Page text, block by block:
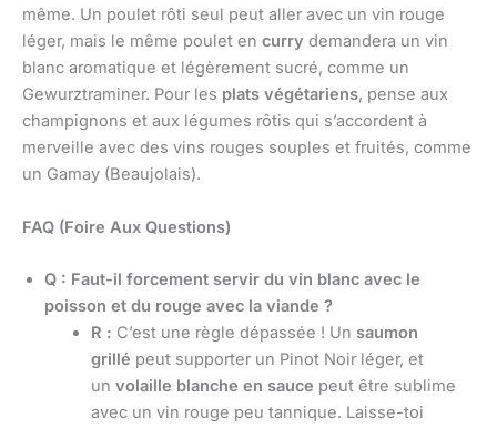
même. Un poulet rôti seul peut aller avec un vin rouge
léger, mais le même poulet en curry demandera un vin
blanc aromatique et légèrement sucré, comme un
Gewurztraminer. Pour les plats végétariens, pense aux
champignons et aux légumes rôtis qui s’accordent à
merveille avec des vins rouges souples et fruités, comme
un Gamay (Beaujolais).
FAQ (Foire Aux Questions)
Q : Faut-il forcement servir du vin blanc avec le
poisson et du rouge avec la viande ?
R : C’est une règle dépassée ! Un saumon
grillé peut supporter un Pinot Noir léger, et
un volaille blanche en sauce peut être sublime
avec un vin rouge peu tannique. Laisse-toi